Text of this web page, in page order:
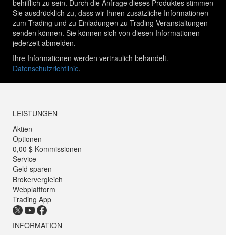
behilflich zu sein. Durch die Anfrage dieses Produktes stimmen
Sie ausdrücklich zu, dass wir Ihnen zusätzliche Informationen
zum Trading und zu Einladungen zu Trading-Veranstaltungen
senden können. Sie können sich von diesen Informationen
jederzeit abmelden.
Ihre Informationen werden vertraulich behandelt.
Datenschutzrichtlinie.
LEISTUNGEN
Aktien
Optionen
0,00 $ Kommissionen
Service
Geld sparen
Brokervergleich
Webplattform
Trading App
INFORMATION